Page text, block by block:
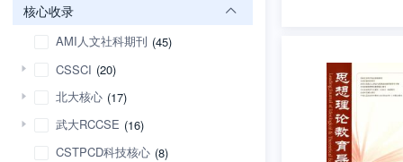
核心收录
AMI人文社科期刊 (45)
CSSCI (20)
北大核心 (17)
武大RCCSE (16)
CSTPCD科技核心 (8)